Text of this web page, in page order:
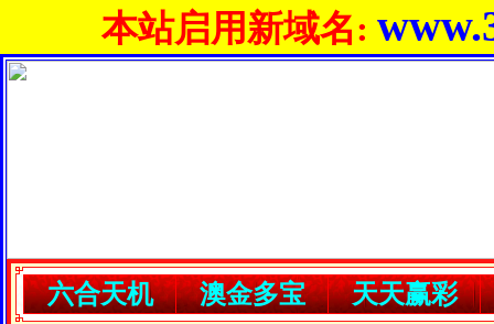
本站启用新域名:
六合天机 澳金多宝 天天赢彩